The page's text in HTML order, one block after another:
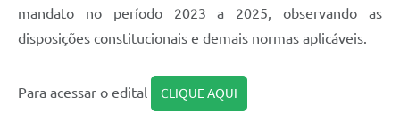
mandato no período 2023 a 2025, observando as
disposições constitucionais e demais normas aplicáveis.
Para acessar o edital CLIQUE AQUI